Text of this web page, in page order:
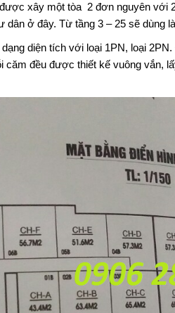
xây một tòa 2 đơn nguyên với
dân ở đây. Từ tầng 3 – 25 sẽ dùng
diện tích với loại 1PN, loại
đều được thiết kế vuông vắn,